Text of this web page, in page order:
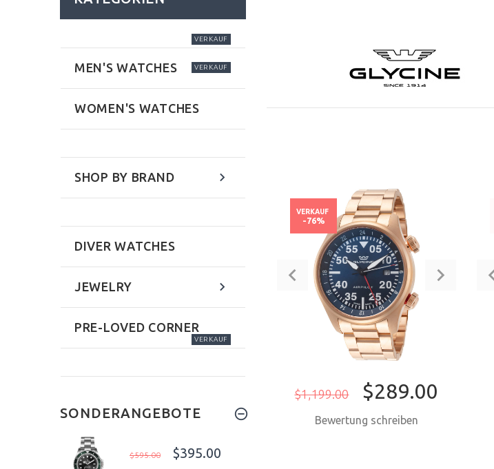
$1,199.00 $289.00
VERKAUF
-76%
Bewertung schreiben
VERKAUF
MEN'S WATCHES VERKAUF
WOMEN'S WATCHES
SHOP BY BRAND
DIVER WATCHES
JEWELRY
PRE-LOVED CORNER
VERKAUF
SONDERANGEBOTE
$595.00 $395.00